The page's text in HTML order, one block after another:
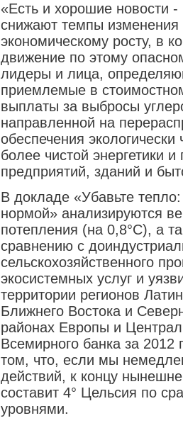
«Есть и хорошие новости
снижают темпы изменения
экономическому росту, в
движение по этому
лидеры и лица,
приемлемые в
выплаты за выбросы
направленной на
обеспечения
более чистой энергетики
предприятий, зданий и
В докладе «Убавьте
нормой» анализируются
потепления (на 0,8°C), а
сравнению с
сельскохозяйственного
экосистемных услуг и
территории регионов
Ближнего Востока и
районах Европы и
Всемирного банка за
том, что, если мы
действий, к концу
составит 4° Цельсия по
уровнями.